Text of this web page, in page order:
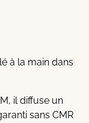
à la main dans
il diffuse un
sans CMR